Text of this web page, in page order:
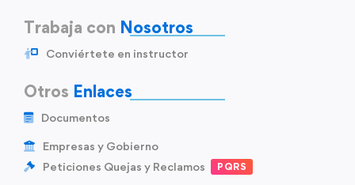
Trabaja con Nosotros
Conviértete en instructor
Otros Enlaces
Documentos
Empresas y Gobierno
Peticiones Quejas y Reclamos
PQRS